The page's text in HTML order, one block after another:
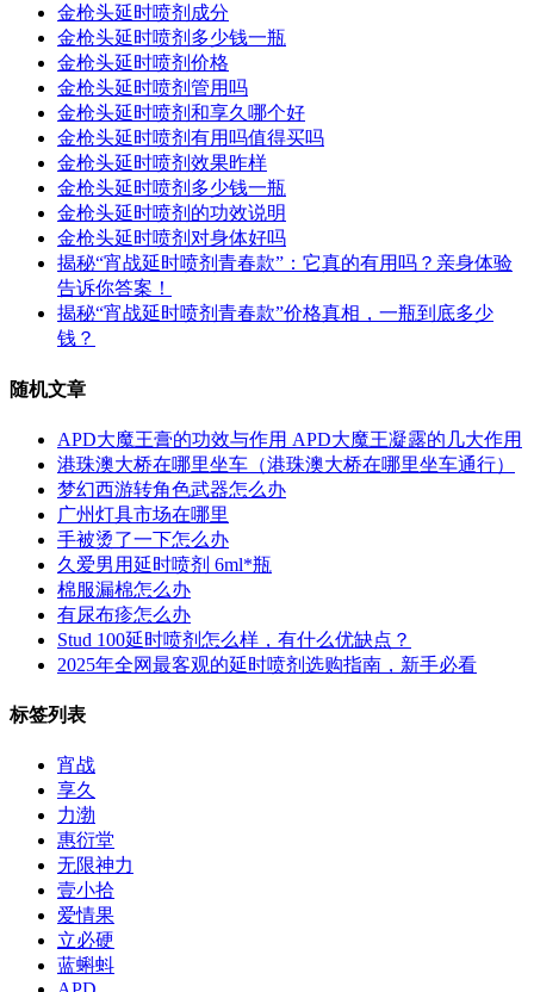
金枪头延时喷剂成分
金枪头延时喷剂多少钱一瓶
金枪头延时喷剂价格
金枪头延时喷剂管用吗
金枪头延时喷剂和享久哪个好
金枪头延时喷剂有用吗值得买吗
金枪头延时喷剂效果昨样
金枪头延时喷剂多少钱一瓶
金枪头延时喷剂的功效说明
金枪头延时喷剂对身体好吗
揭秘“宵战延时喷剂青春款”：它真的有用吗？亲身体验
告诉你答案！
揭秘“宵战延时喷剂青春款”价格真相，一瓶到底多少
钱？
随机文章
APD大魔王膏的功效与作用 APD大魔王凝露的几大作用
港珠澳大桥在哪里坐车（港珠澳大桥在哪里坐车通行）
梦幻西游转角色武器怎么办
广州灯具市场在哪里
手被烫了一下怎么办
久爱男用延时喷剂 6ml*瓶
棉服漏棉怎么办
有尿布疹怎么办
Stud 100延时喷剂怎么样，有什么优缺点？
2025年全网最客观的延时喷剂选购指南，新手必看
标签列表
宵战
享久
力渤
惠衍堂
无限神力
壹小拾
爱情果
立必硬
蓝蝌蚪